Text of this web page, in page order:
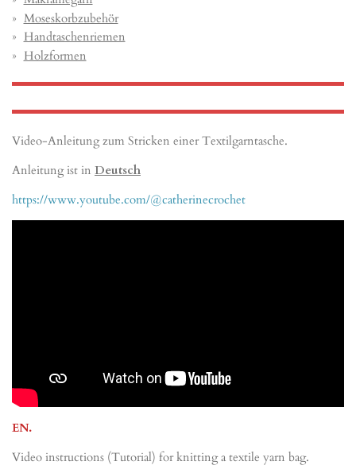
Moseskorbzubehör
Handtaschenriemen
Holzformen
Video-Anleitung zum Stricken einer Textilgarntasche.
Anleitung ist in Deutsch
https://www.youtube.com/@catherinecrochet
EN.
Video instructions (Tutorial) for knitting a textile yarn bag.